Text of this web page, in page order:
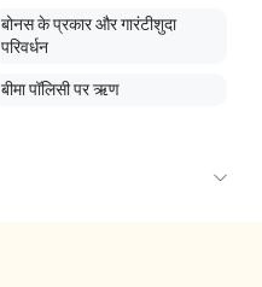
बोनस के प्रकार और गारंटीशुदा
परिवर्धन
बीमा पॉलिसी पर ऋण